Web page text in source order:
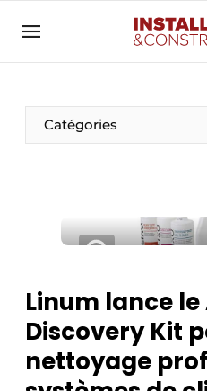
Contact
Contact direct
EntreprisesMerci de
Meest gelezen
Newsletter
Podcasts
Catégories
Électricité
Photovoltaïques
Smart homes
Linum lance le
Discovery Kit
nettoyage